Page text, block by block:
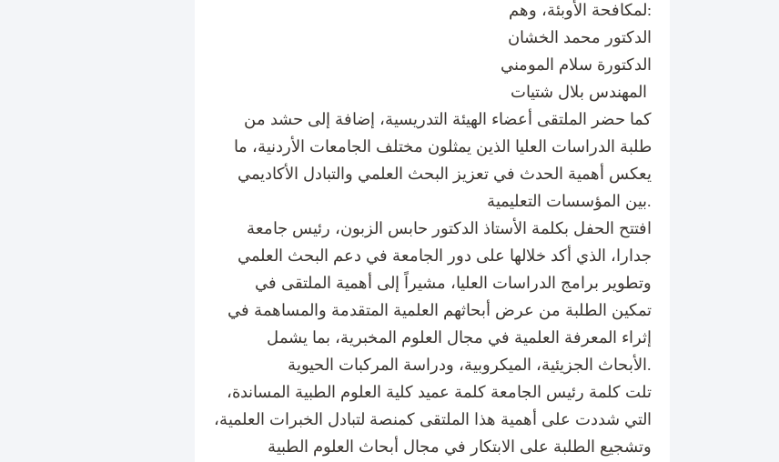
لمكافحة الأوبئة، وهم:
الدكتور محمد الخشان
الدكتورة سلام المومني
كما حضر الملتقى أعضاء الهيئة التدريسية، إضافة إلى حشد من
طلبة الدراسات العليا الذين يمثلون مختلف الجامعات الأردنية، ما
يعكس أهمية الحدث في تعزيز البحث العلمي والتبادل الأكاديمي
بين المؤسسات التعليمية.
افتتح الحفل بكلمة الأستاذ الدكتور حابس الزبون، رئيس جامعة
جدارا، الذي أكد خلالها على دور الجامعة في دعم البحث العلمي
وتطوير برامج الدراسات العليا، مشيراً إلى أهمية الملتقى في
تمكين الطلبة من عرض أبحاثهم العلمية المتقدمة والمساهمة في
إثراء المعرفة العلمية في مجال العلوم المخبرية، بما يشمل
الأبحاث الجزيئية، الميكروبية، ودراسة المركبات الحيوية.
تلت كلمة رئيس الجامعة كلمة عميد كلية العلوم الطبية المساندة،
التي شددت على أهمية هذا الملتقى كمنصة لتبادل الخبرات العلمية،
وتشجيع الطلبة على الابتكار في مجال أبحاث العلوم الطبية